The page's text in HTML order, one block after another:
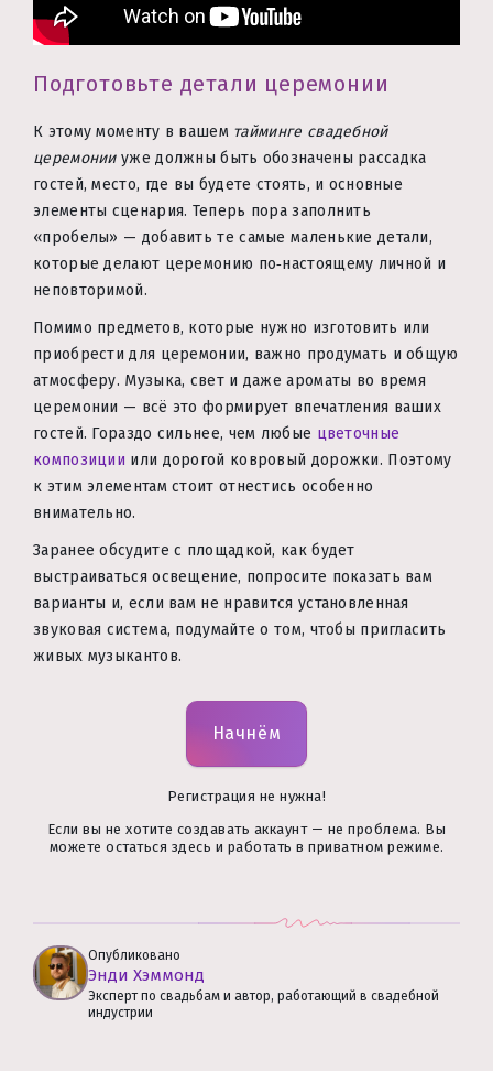
Подготовьте детали церемонии
К этому моменту в вашем тайминге свадебной
церемонииуже должны быть обозначены рассадка
гостей, место, где вы будете стоять, и основные
элементы сценария. Теперь пора заполнить
«пробелы» — добавить те самые маленькие детали,
которые делают церемонию по‑настоящему личной и
неповторимой.
Помимо предметов, которые нужно изготовить или
приобрести для церемонии, важно продумать и общую
атмосферу. Музыка, свет и даже ароматы во время
церемонии — всё это формирует впечатления ваших
гостей. Гораздо сильнее, чем любые цветочные
композиции или дорогой ковровый дорожки. Поэтому
к этим элементам стоит отнестись особенно
внимательно.
Заранее обсудите с площадкой, как будет
выстраиваться освещение, попросите показать вам
варианты и, если вам не нравится установленная
звуковая система, подумайте о том, чтобы пригласить
живых музыкантов.
Начнём
Регистрация не нужна!
Если вы не хотите создавать аккаунт — не проблема. Вы
можете остаться здесь и работать в приватном режиме.
Опубликовано
Энди Хэммонд
Эксперт по свадьбам и автор, работающий в свадебной
индустрии